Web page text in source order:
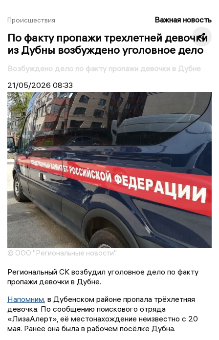
Происшествия Важная новость
По факту пропажи трехлетней девочки
из Дубны возбуждено уголовное дело
Возбуждено дело по факту пропажи девочки в Дубне
21/05/2026 08:33
© ООО "Региональные новости"
Региональный СК возбудил уголовное дело по факту
пропажи девочки в Дубне.
Напомним , в Дубенском районе пропала трёхлетняя
девочка. По сообщению поискового отряда
«ЛизаАлерт», её местонахождение неизвестно с 20
мая. Ранее она была в рабочем посёлке Дубна.